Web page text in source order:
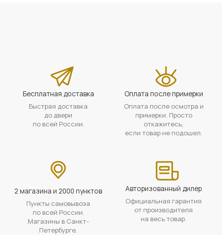
Бесплатная доставка
Быстрая доставка
до двери
по всей России.
Оплата после примерки
Оплата после осмотра и
примерки. Просто
откажитесь,
если товар не подошел.
2 магазина и 2000 пунктов
Пункты самовывоза
по всей России.
Магазины в Санкт-
Петербурге.
Авторизованный дилер
Официальная гарантия
от производителя
на весь товар.